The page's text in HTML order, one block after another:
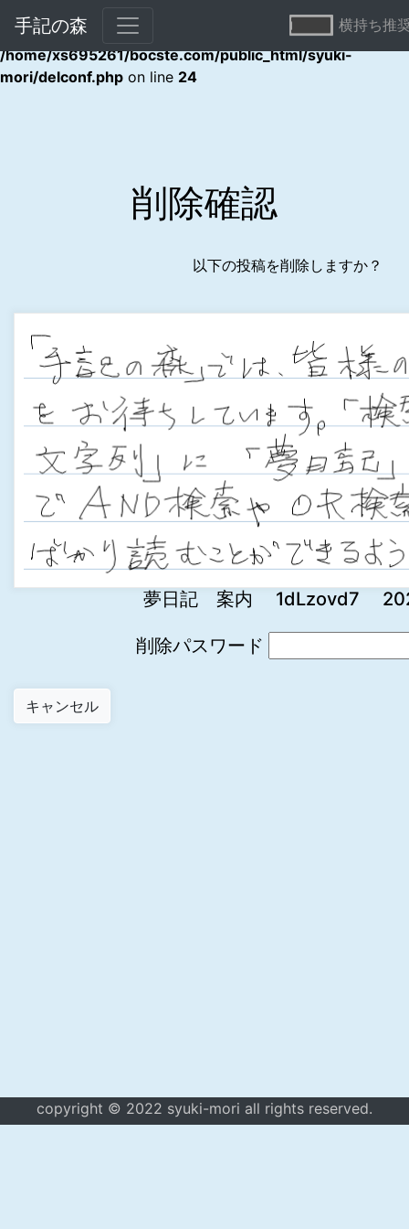
Warning: Undefined array key "error" in
/home/xs695261/bocste.com/public_html/syuki-
mori/delconf.php on line 24
手記の森 横持ち推
削除確認
以下の投稿を削除しますか？
夢日記 案内 1dLzovd7
削除パスワード
copyright © 2022 syuki-mori all rights reserved.